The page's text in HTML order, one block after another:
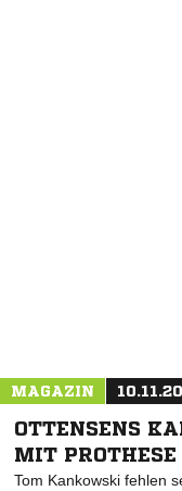
MAGAZIN
OTTENSENS
MIT PROTHESE
Tom Kankowski fehlen